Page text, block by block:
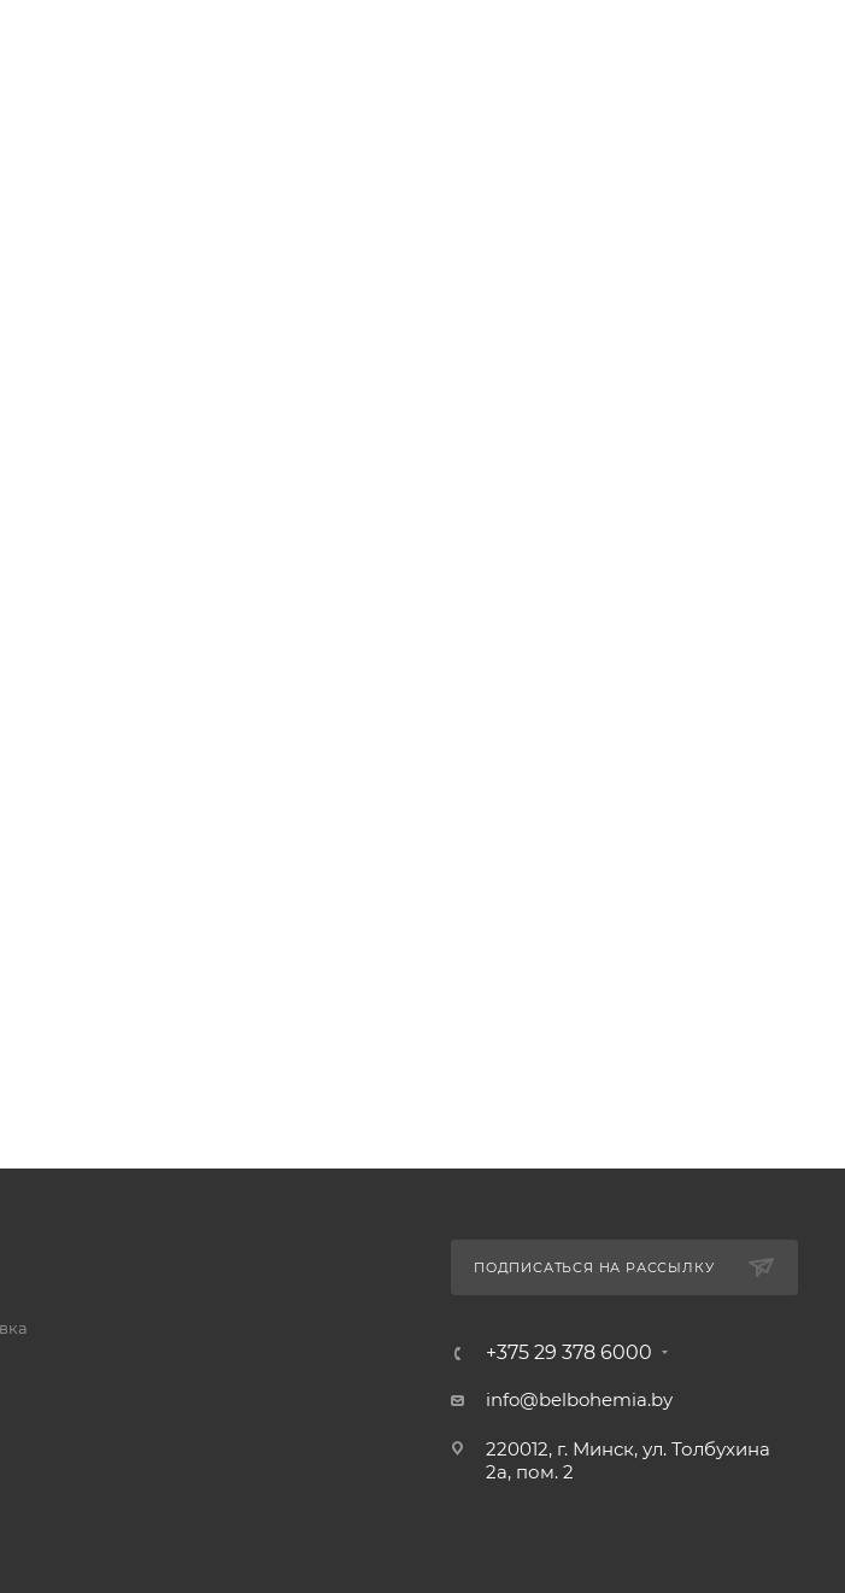
ПОДПИСАТЬСЯ НА РАССЫЛКУ
+375 29 378 6000
info@belbohemia.by
220012, г. Минск, ул. Толбухина
2а, пом. 2